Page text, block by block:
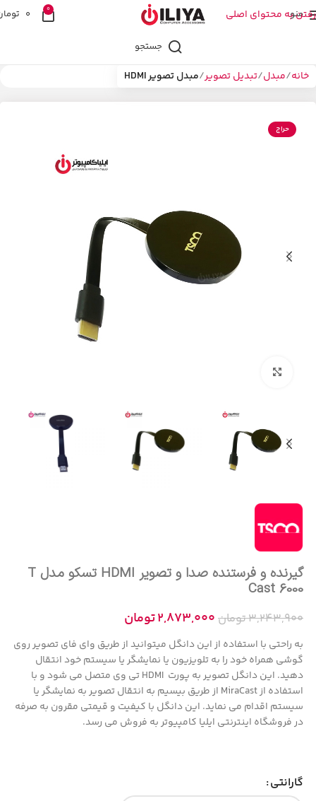
رفتن به محتوای اصلی
منو 0
0
جستجو
خانه مبدل تبدیل تصویر مبدل تصویر HDMI
حراج
گیرنده و فرستنده صدا و تصویر HDMI تسکو مدل T
Cast 6000
3,243,900تومان 2,873,000تومان
به راحتی با استفاده از این دانگل میتوانید از طریق وای فای تصویر روی
گوشی همراه خود را به تلویزیون یا نمایشگر یا سیستم خود انتقال
دهید. این دانگل تصویر به پورت HDMI تی وی متصل می شود و با
استفاده از MiraCast از طریق بیسیم به انتقال تصویر به نمایشگر یا
سیستم اقدام می نماید. این دانگل با کیفیت و قیمتی مقرون به صرفه
در فروشگاه اینترنتی ایلیا کامپیوتر به فروش می رسد.
گارانتی